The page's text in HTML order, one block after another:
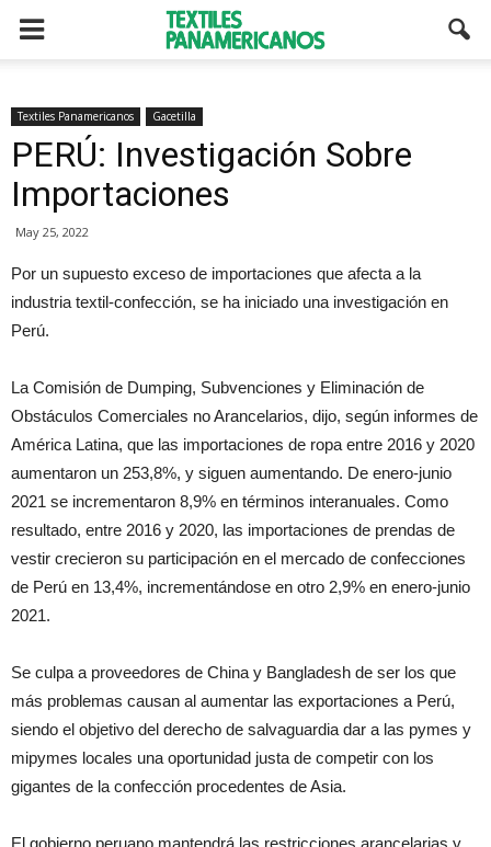
Textiles Panamericanos Gacetilla
PERÚ: Investigación Sobre
Importaciones
May 25, 2022
Por un supuesto exceso de importaciones que afecta a la
industria textil-confección, se ha iniciado una investigación en
Perú.
La Comisión de Dumping, Subvenciones y Eliminación de
Obstáculos Comerciales no Arancelarios, dijo, según informes de
América Latina, que las importaciones de ropa entre 2016 y 2020
aumentaron un 253,8%, y siguen aumentando. De enero-junio
2021 se incrementaron 8,9% en términos interanuales. Como
resultado, entre 2016 y 2020, las importaciones de prendas de
vestir crecieron su participación en el mercado de confecciones
de Perú en 13,4%, incrementándose en otro 2,9% en enero-junio
2021.
Se culpa a proveedores de China y Bangladesh de ser los que
más problemas causan al aumentar las exportaciones a Perú,
siendo el objetivo del derecho de salvaguardia dar a las pymes y
mipymes locales una oportunidad justa de competir con los
gigantes de la confección procedentes de Asia.
El gobierno peruano mantendrá las restricciones arancelarias y